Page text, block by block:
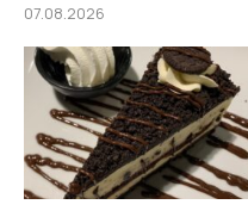
07.08.2026